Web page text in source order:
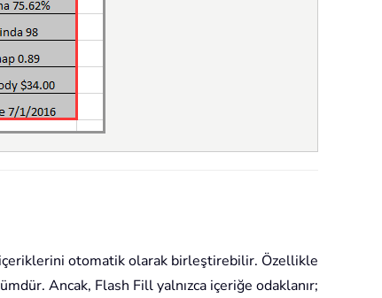
otomatik olarak birleştirebilir. Özellikle
Ancak, Flash Fill yalnızca içeriğe odaklanır;